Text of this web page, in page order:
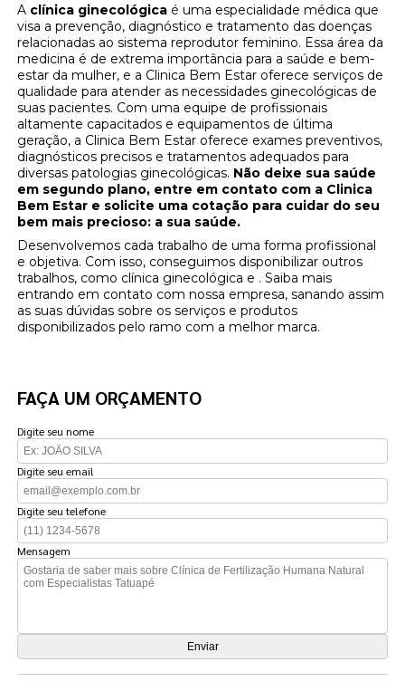
A clínica ginecológica é uma especialidade médica que
visa a prevenção, diagnóstico e tratamento das doenças
relacionadas ao sistema reprodutor feminino. Essa área da
medicina é de extrema importância para a saúde e bem-
estar da mulher, e a Clinica Bem Estar oferece serviços de
qualidade para atender as necessidades ginecológicas de
suas pacientes. Com uma equipe de profissionais
altamente capacitados e equipamentos de última
geração, a Clinica Bem Estar oferece exames preventivos,
diagnósticos precisos e tratamentos adequados para
diversas patologias ginecológicas. Não deixe sua saúde
em segundo plano, entre em contato com a Clinica
Bem Estar e solicite uma cotação para cuidar do seu
bem mais precioso: a sua saúde.
Desenvolvemos cada trabalho de uma forma profissional
e objetiva. Com isso, conseguimos disponibilizar outros
trabalhos, como clínica ginecológica e . Saiba mais
entrando em contato com nossa empresa, sanando assim
as suas dúvidas sobre os serviços e produtos
disponibilizados pelo ramo com a melhor marca.
FAÇA UM ORÇAMENTO
Digite seu nome
Digite seu email
Digite seu telefone
Mensagem